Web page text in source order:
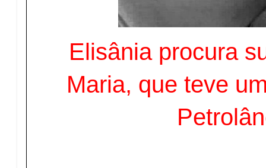
Elisânia procura
Maria, que teve